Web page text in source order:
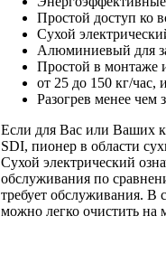
Простой доступ ко
Сухой
Алюминиевый для
Простой в монтаже
от 25 до 150 кг/час,
Разогрев менее чем
Если для Вас или Ваших
SDI, пионер в области
Сухой электрический
обслуживания по
требует обслуживания. В
можно легко очистить на